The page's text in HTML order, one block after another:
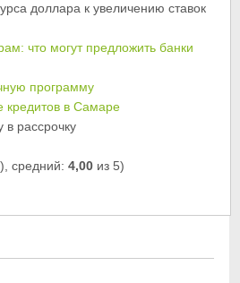
доллара к увеличению ставок
что могут предложить банки
программу
кредитов в Самаре
в рассрочку
средний:4,00 из 5)